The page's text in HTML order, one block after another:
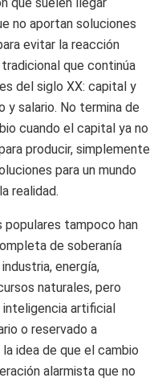
que suelen llegar
no aportan soluciones
evitar la reacción
que continúa
del siglo XX: capital y
y salario. No termina de
cuando el capital ya no
producir, simplemente
para un mundo
realidad.
populares tampoco han
de soberanía
energía,
naturales, pero
artificial
o reservado a
idea de que el cambio
alarmista que no